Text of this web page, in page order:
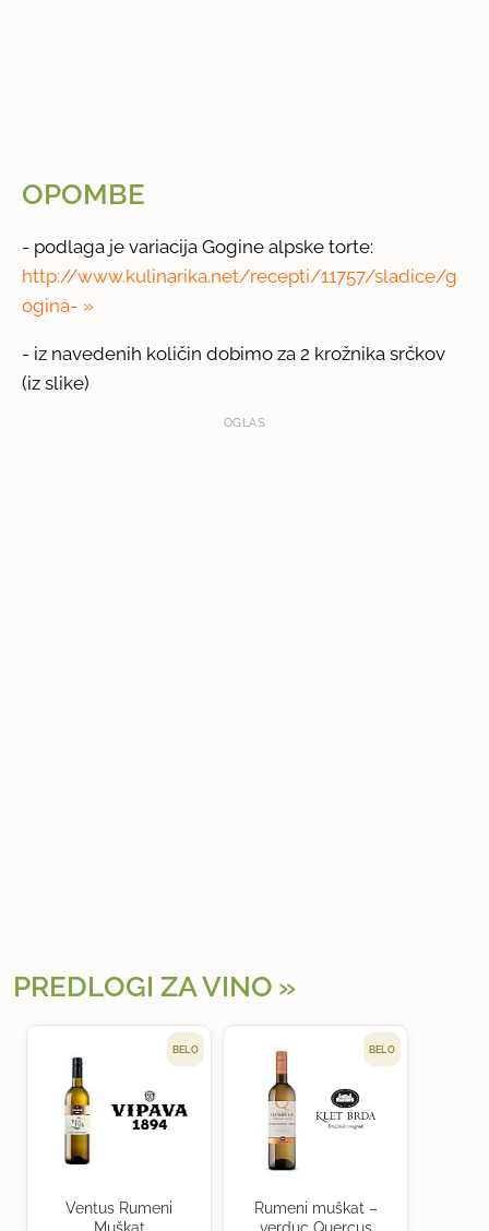
OPOMBE
- podlaga je variacija Gogine alpske torte:
http://www.kulinarika.net/recepti/11757/sladice/g
ogina-
- iz navedenih količin dobimo za 2 krožnika srčkov
(iz slike)
OGLAS
PREDLOGI ZA VINO
BELO
Ventus Rumeni
BELO
Rumeni muškat –